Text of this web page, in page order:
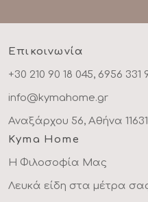
Επικοινωνία
+30 210 90 18 045, 6956 331
info@kymahome.gr
Αναξάρχου 56, Αθήνα
Kyma Home
Η Φιλοσοφία Μας
Λευκά είδη στα μέτρα